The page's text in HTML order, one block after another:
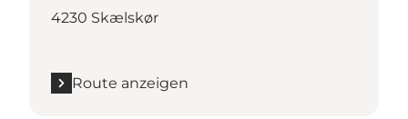
4230 Skælskør
Route anzeigen